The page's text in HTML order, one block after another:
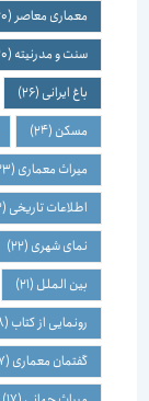
معماری معاصر(40)
سنت و مدرنیته(30)
باغ ایرانی(26)
مسکن(24)
میراث معماری(23)
اطلاعات تاریخی(23)
نمای شهری(22)
بین الملل(21)
رونمایی از کتاب(18)
گفتمان معماری(17)